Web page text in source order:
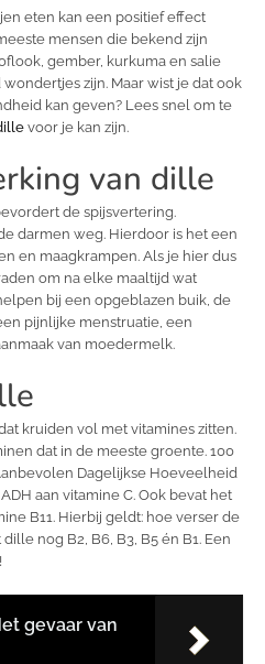
eten kan een positief effect
mensen die bekend zijn
gember, kurkuma en salie
zijn. Maar wist je dat ook
kan geven? Lees snel om te
voor je kan zijn.
van dille
de spijsvertering.
darmen weg. Hierdoor is het een
en maagkrampen. Als je hier dus
om na elke maaltijd wat
bij een opgeblazen buik, de
pijnlijke menstruatie, een
van moedermelk.
kruiden vol met vitamines zitten.
dat in de meeste groente. 100
Dagelijkse Hoeveelheid
aan vitamine C. Ook bevat het
B11. Hierbij geldt: hoe verser de
nog B2, B6, B3, B5 én B1. Een
gevaar van